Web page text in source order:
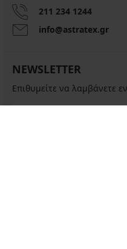
211 234 1244
info@astratex.gr
NEWSLETTER
Επιθυμείτε να λαμβάνετε